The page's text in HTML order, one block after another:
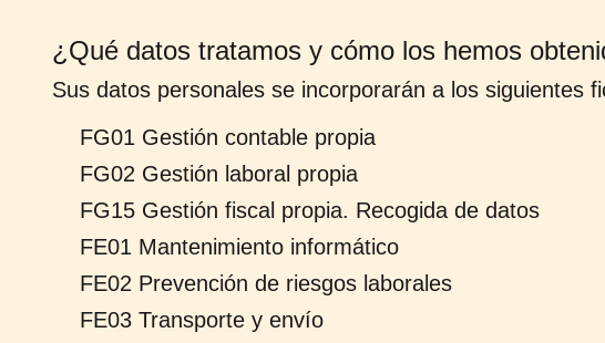
¿Qué datos tratamos y cómo los hemos
Sus datos personales se incorporarán a los siguientes
FG01 Gestión contable propia
FG02 Gestión laboral propia
FG15 Gestión fiscal propia. Recogida de datos
FE01 Mantenimiento informático
FE02 Prevención de riesgos laborales
FE03 Transporte y envío